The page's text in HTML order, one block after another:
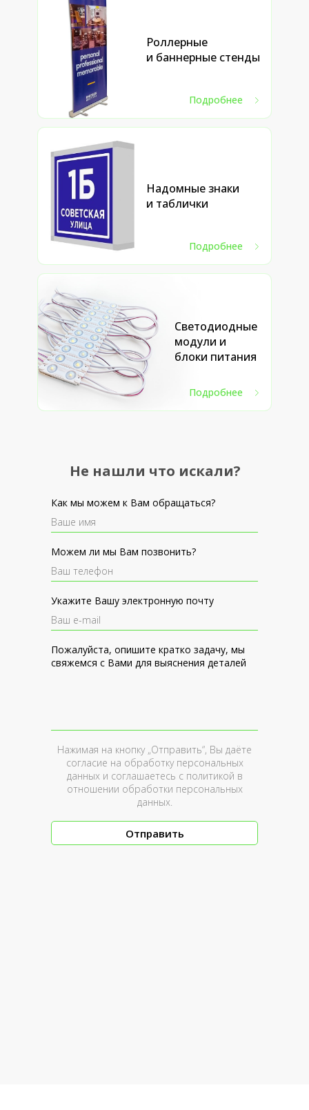
Роллерные
и баннерные стенды
Подробнее
Надомные знаки
и таблички
Подробнее
Светодиодные
модули и
блоки питания
Подробнее
Как мы можем к Вам обращаться?
Можем ли мы Вам позвонить?
Укажите Вашу электронную почту
Пожалуйста, опишите кратко задачу, мы
свяжемся с Вами для выяснения деталей
Нажимая на кнопку „Отправить“, Вы даёте
согласие на обработку персональных
данных и соглашаетесь c политикой в
отношении обработки персональных
данных.
Отправить
Не нашли что искали?